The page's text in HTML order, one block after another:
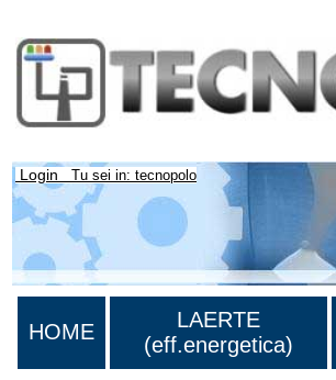
Login Tu sei in: tecnopolo
HOME
LAERTE
(eff.energetica)